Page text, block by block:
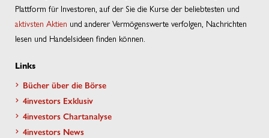
Plattform für Investoren, auf der Sie die Kurse der beliebtesten und
aktivsten Aktien und anderer Vermögenswerte verfolgen, Nachrichten
lesen und Handelsideen finden können.
Links
Bücher über die Börse
4investors Exklusiv
4investors Chartanalyse
4investors News